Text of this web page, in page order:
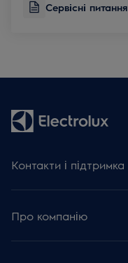
Сервісні питання
Контакти і підтримка
Сервісні питання
База знань та поради
Зареєструвати виріб
Про компанію